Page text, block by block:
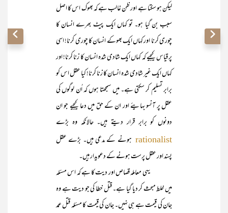
لیکن ہو سکتا ہے اور ظن غالب ہے کہ بھوک اس کا اصل
سبب بن گیا ہو۔ تو کہاں ایک پیٹ بھرے انسان کا
چوری کرنا اور کہاں ایک بھوکے انسان کا چوری کرنا! اسی
پر قیاس کیجیے کہ کہاں ایک شادی شدہ انسان کا زنا کرنا! اور
کہاں ایک غیر شادی شدہ انسان کا زنا کرنا! کیا عقل اس کو
برابر تسلیم کر سکتی ہے۔ میں سمجھتا ہوں کہ اُن لوگوں کی
عقل پر آنسو بہایئے اور ان کے حق میں دعا کیجیے جو ان
دونوں کو برابر قرار دیتے ہیں۔ حالانکہ وہ بڑے
rationalist ہونے کے مدعی ہیں۔ بڑے عقل
پسند اور عقل پرست ہونے کے دعویدار ہیں۔
یہی معاملہ قصاص اور دیت کا ہے کہ اس مسئلہ
میں خلط مبحث کر دیا گیا ہے۔ قتل خطا کی جو دیت ہے وہ
جان کی قیمت ہے ہی نہیں۔ جان کی قیمت کا مسئلہ قتل عمد